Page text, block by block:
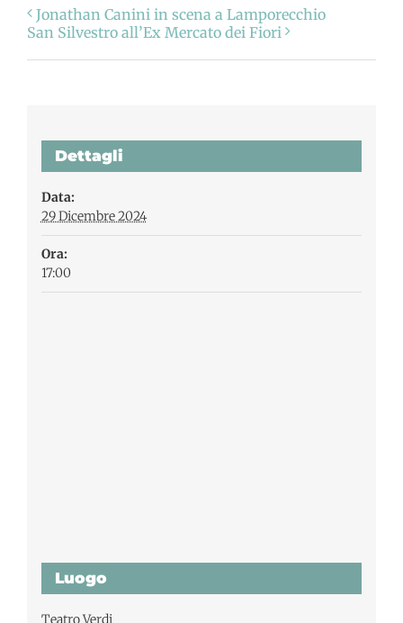
Jonathan Canini in scena a Lamporecchio
San Silvestro all’Ex Mercato dei Fiori
Dettagli
Data:
29 Dicembre 2024
Ora:
17:00
Luogo
Teatro Verdi